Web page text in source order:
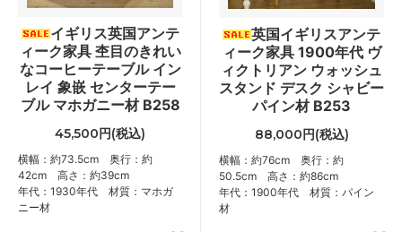
イギリス英国アンテ
ィーク家具 杢目のきれい
なコーヒーテーブル イン
レイ 象嵌 センターテー
ブル マホガニー材 B258
45,500円(税込)
横幅：約73.5cm 奥行：約
42cm 高さ：約39cm
年代：1930年代 材質：マホガ
ニー材
英国イギリスアンテ
ィーク家具 1900年代 ヴ
ィクトリアン ウォッシュ
スタンド デスク シャビー
パイン材 B253
88,000円(税込)
横幅：約76cm 奥行：約
50.5cm 高さ：約86cm
年代：1900年代 材質：パイン
材